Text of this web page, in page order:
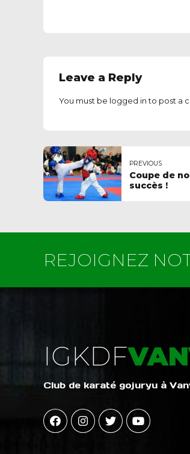
Leave a Reply
You must be logged into post a
PREVIOUS
Coupe de
succès !
REJOIGNEZ
IGKDF
Club de karaté gojuryu à